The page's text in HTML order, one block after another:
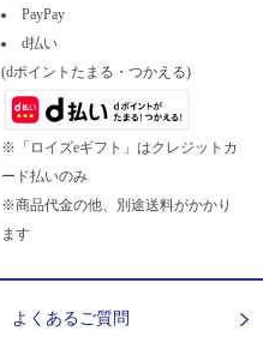
PayPay
d払い
(dポイントたまる・つかえる)
※「ロイズeギフト」はクレジットカ
ード払いのみ
※商品代金の他、別途送料がかかり
ます
よくあるご質問